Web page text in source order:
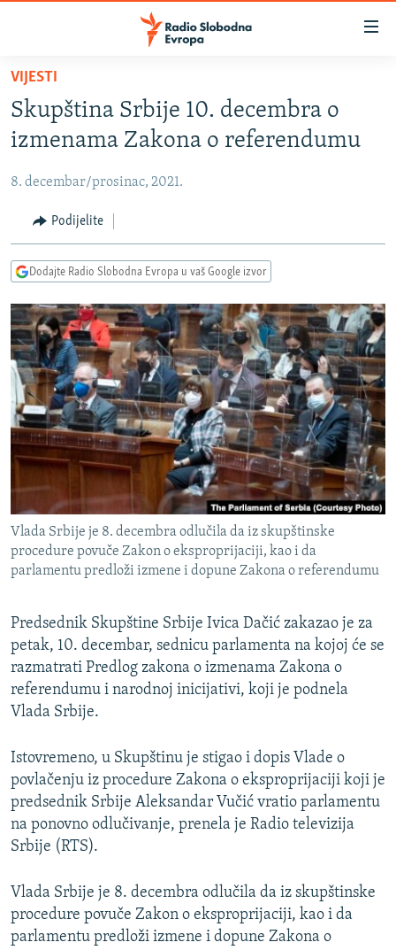
Pređite
glavni
sadržaj
na
navigaciju
Pređite
na
VIJESTI
BOSNA I HERCEGOVINA
KOSOVO
CRNA GORA
VIDEO
FOTOGALERIJE
INFOGRAFIKE
PODCASTI
RAT U UKRAJINI
KINA NA BALKANU
RSE PRIČE IZ SVIJETA
ISPRIČAJ MI
DNEVNO@RSE
SPECIJALI RSE
VIŠE OD NASLOVA
GENOCID U SREBRENICI
POPLAVE I KLIZIŠTA U BIH 2024.
POST SCRIPTUM
MOJA EVROPA
TRI DECENIJE OD RATA U BIH
NASTANAK I RASPAD JUGOSLAVIJE
PRATITE NAS
VIJESTI
Skupština Srbije 10. decembra o
izmenama Zakona o referendumu
8. decembar/prosinac, 2021.
Podijelite
Dodajte Radio Slobodna Evropa u vaš Google izvor
Vlada Srbije je 8. decembra odlučila da iz skupštinske
procedure povuče Zakon o eksproprijaciji, kao i da
parlamentu predloži izmene i dopune Zakona o referendumu
Predsednik Skupštine Srbije Ivica Dačić zakazao je za
petak, 10. decembar, sednicu parlamenta na kojoj će se
razmatrati Predlog zakona o izmenama Zakona o
referendumu i narodnoj inicijativi, koji je podnela
Vlada Srbije.
Istovremeno, u Skupštinu je stigao i dopis Vlade o
povlačenju iz procedure Zakona o eksproprijaciji koji je
predsednik Srbije Aleksandar Vučić vratio parlamentu
na ponovno odlučivanje, prenela je Radio televizija
Srbije (RTS).
Vlada Srbije je 8. decembra odlučila da iz skupštinske
procedure povuče Zakon o eksproprijaciji, kao i da
parlamentu predloži izmene i dopune Zakona o